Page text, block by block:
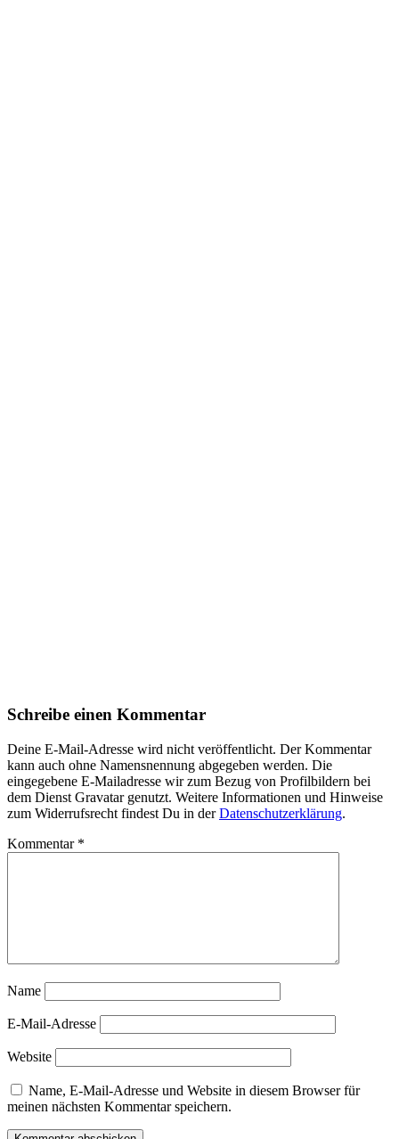
Schreibe einen Kommentar
Deine E-Mail-Adresse wird nicht veröffentlicht. Der Kommentar
kann auch ohne Namensnennung abgegeben werden. Die
eingegebene E-Mailadresse wir zum Bezug von Profilbildern bei
dem Dienst Gravatar genutzt. Weitere Informationen und Hinweise
zum Widerrufsrecht findest Du in derDatenschutzerklärung.
Kommentar *
Name
E-Mail-Adresse
Website
Name, E-Mail-Adresse und Website in diesem Browser für
meinen nächsten Kommentar speichern.